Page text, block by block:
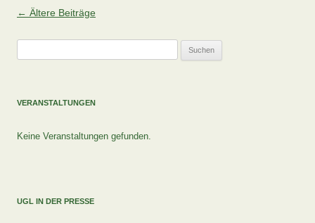
Beitragsnavigation
← Ältere Beiträge
VERANSTALTUNGEN
Keine Veranstaltungen gefunden.
UGL IN DER PRESSE